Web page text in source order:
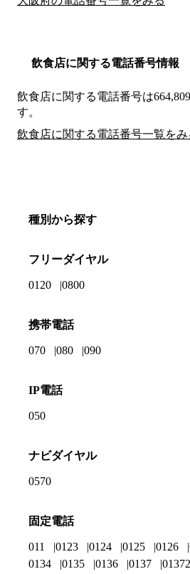
飲食店に関する電話番号情報
飲食店に関する電話番号は
す。
飲食店に関する電話番号一覧をみ
種別から探す
フリーダイヤル
0120 0800
携帯電話
070 080 090
IP電話
050
ナビダイヤル
0570
固定電話
011 0123 0124 0125 0126
0134
0135 0136 0137 01372